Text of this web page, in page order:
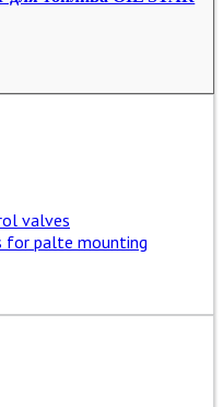
valves
for palte mounting